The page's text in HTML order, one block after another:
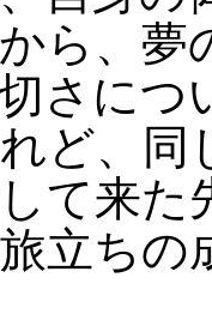
ら、
さにつ
ど、同
て来た
立ちの